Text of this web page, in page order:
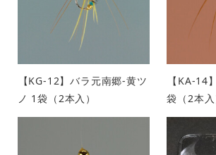
【KG-12】バラ元南郷-黄ツ
ノ 1袋（2本入）
【KA-14
袋（2本入